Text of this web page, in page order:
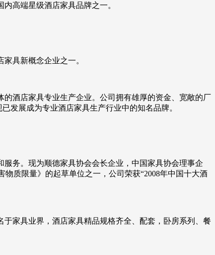
高端星级酒店家具品牌之一。
具新概念企业之一。
酒店家具专业生产企业。公司拥有雄厚的资金、宽敞的厂
发展成为专业酒店家具生产行业中的知名品牌。
务。现为顺德家具协会会长企业，中国家具协会理事企
质限量》的起草单位之一，公司荣获“2008年中国十大酒
家具业界，酒店家具精品规格齐全、配套，卧房系列、餐